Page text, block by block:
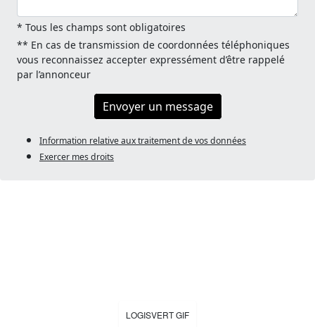
* Tous les champs sont obligatoires
** En cas de transmission de coordonnées téléphoniques
vous reconnaissez accepter expressément d’être rappelé
par l’annonceur
Envoyer un message
Information relative aux traitement de vos données
Exercer mes droits
LOGISVERT GIF